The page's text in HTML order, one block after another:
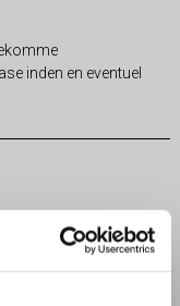
inden en eventuel
ansøgerne på